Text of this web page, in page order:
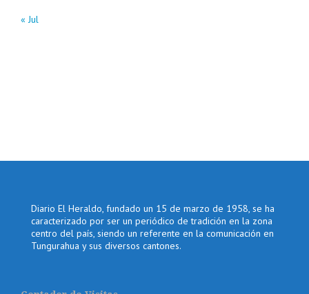
« Jul
Diario El Heraldo, fundado un 15 de marzo de 1958, se ha
caracterizado por ser un periódico de tradición en la zona
centro del país, siendo un referente en la comunicación en
Tungurahua y sus diversos cantones.